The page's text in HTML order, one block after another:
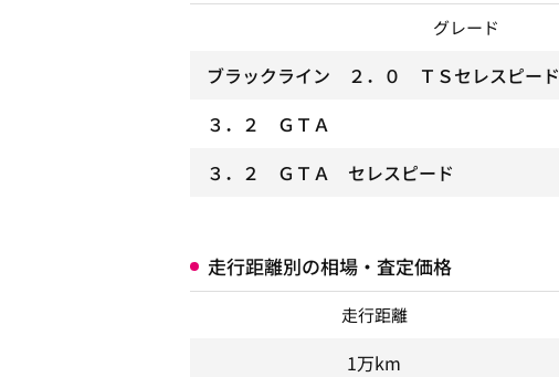
グレード
ブラックライン ２．０ ＴＳセレスピード
３．２ ＧＴＡ
３．２ ＧＴＡ セレスピード
走行距離別の相場・査定価格
走行距離
1万km